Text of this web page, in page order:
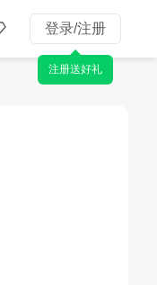
登录/注册
注册送好礼